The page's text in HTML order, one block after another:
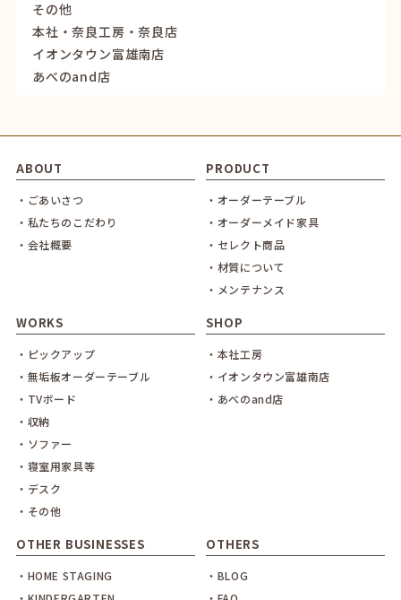
その他
本社・奈良工房・奈良店
イオンタウン富雄南店
あべのand店
ABOUT
・ごあいさつ
・私たちのこだわり
・会社概要
PRODUCT
・オーダーテーブル
・オーダーメイド家具
・セレクト商品
・材質について
・メンテナンス
WORKS
・ピックアップ
・無垢板オーダーテーブル
・TVボード
・収納
・ソファー
・寝室用家具等
・デスク
・その他
SHOP
・本社工房
・イオンタウン富雄南店
・あべのand店
OTHER BUSINESSES
・HOME STAGING
OTHERS
・BLOG